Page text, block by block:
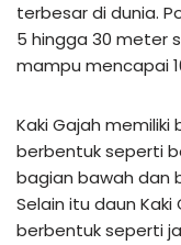
terbesar di dunia.
5 hingga 30 meter
mampu mencapai
Kaki Gajah
berbentuk seperti
bagian bawah dan
Selain itu daun
berbentuk seperti